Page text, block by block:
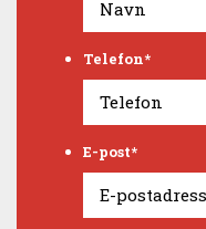
Telefon*
E-post*